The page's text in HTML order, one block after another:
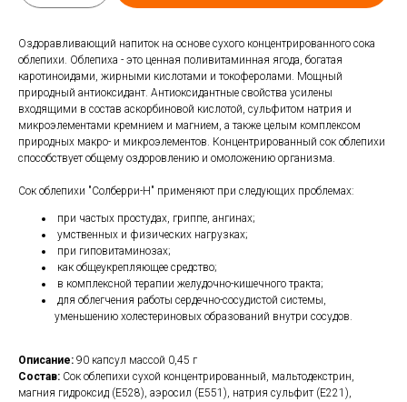
Оздоравливающий напиток на основе сухого концентрированного сока
облепихи. Облепиха - это ценная поливитаминная ягода, богатая
каротиноидами, жирными кислотами и токоферолами. Мощный
природный антиоксидант. Антиоксидантные свойства усилены
входящими в состав аскорбиновой кислотой, сульфитом натрия и
микроэлементами кремнием и магнием, а также целым комплексом
природных макро- и микроэлементов. Концентрированный сок облепихи
способствует общему оздоровлению и омоложению организма.
Сок облепихи "Солберри-Н" применяют при следующих проблемах:
при частых простудах, гриппе, ангинах;
умственных и физических нагрузках;
при гиповитаминозах;
как общеукрепляющее средство;
в комплексной терапии желудочно-кишечного тракта;
для облегчения работы сердечно-сосудистой системы,
уменьшению холестериновых образований внутри сосудов.
Описание: 90 капсул массой 0,45 г
Состав: Сок облепихи сухой концентрированный, мальтодекстрин,
магния гидроксид (Е528), аэросил (Е551), натрия сульфит (Е221),